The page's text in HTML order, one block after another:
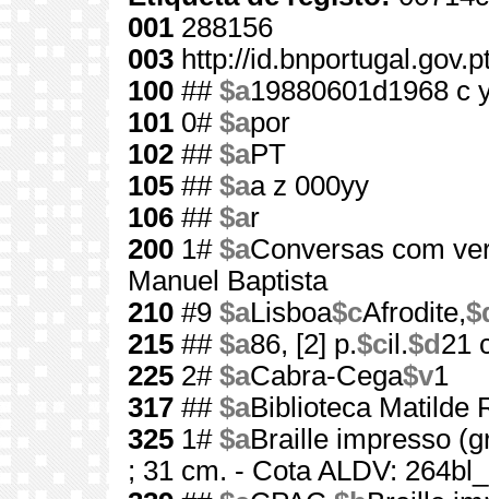
001 288156
003 http://
100 ## $a19880601d1968 c
101 0# $apor
102 ## $aPT
105 ## $aa z 000yy
106 ## $ar
200 1# $aConversas com
Manuel Baptista
210 #9 $aLisboa$cAfrodite,
215 ## $a86, [2] p.$cil.$d 21
225 2# $aCabra-Cega$v1
317 ## $aBiblioteca Matilde
325 1# $aBraille impresso
; 31 cm. - Cota ALDV: